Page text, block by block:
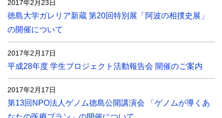
2017年2月23日
徳島大学ガレリア新蔵 第20回特別展「阿波の相撲史展」
の開催について
2017年2月17日
平成28年度 学生プロジェクト活動報告会 開催のご案内
2017年2月17日
第13回NPO法人ゲノム徳島公開講演会 「ゲノムが導くあ